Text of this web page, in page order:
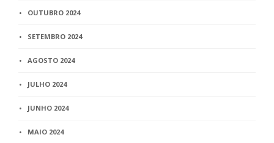
OUTUBRO 2024
SETEMBRO 2024
AGOSTO 2024
JULHO 2024
JUNHO 2024
MAIO 2024